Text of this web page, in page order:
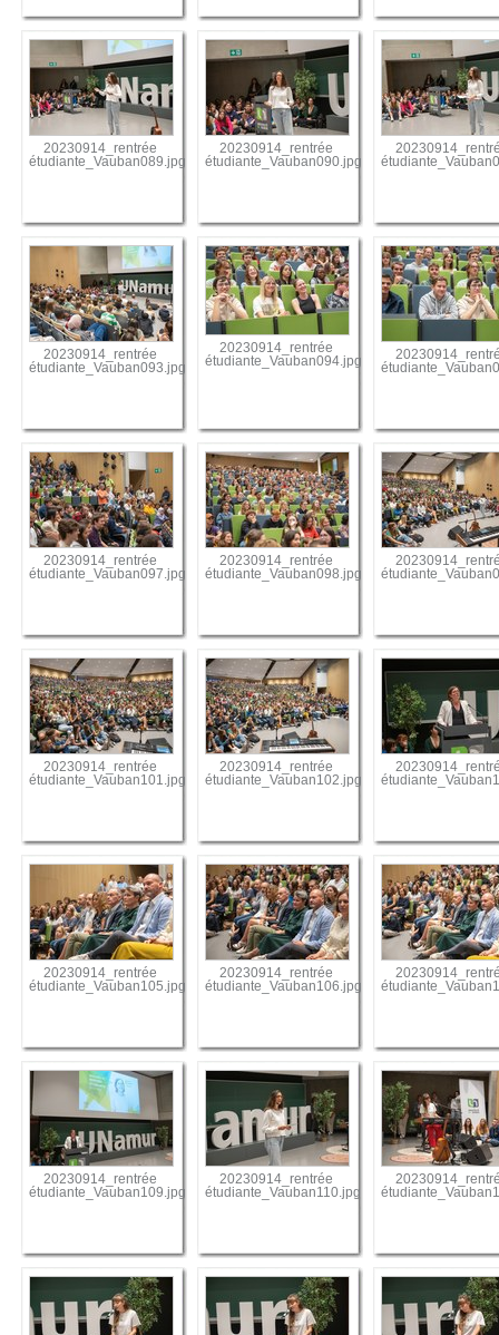
20230914_rentrée
étudiante_Vauban089.jpg
20230914_rentrée
étudiante_Vauban090.jpg
20230914_rentrée
étudiante_Vauban093.jpg
20230914_rentrée
étudiante_Vauban094.jpg
20230914_rentrée
étudiante_Vauban097.jpg
20230914_rentrée
étudiante_Vauban098.jpg
20230914_rentrée
étudiante_Vauban101.jpg
20230914_rentrée
étudiante_Vauban102.jpg
20230914_rentrée
étudiante_Vauban105.jpg
20230914_rentrée
étudiante_Vauban106.jpg
20230914_rentrée
étudiante_Vauban109.jpg
20230914_rentrée
étudiante_Vauban110.jpg